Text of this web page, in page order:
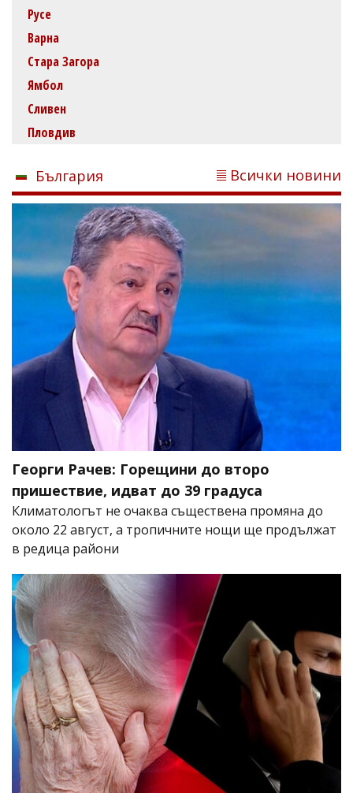
Русе
Варна
Стара Загора
Ямбол
Сливен
Пловдив
България Всички новини
Георги Рачев: Горещини до второ
пришествие, идват до 39 градуса
Климатологът не очаква съществена промяна до
около 22 август, а тропичните нощи ще продължат
в редица райони